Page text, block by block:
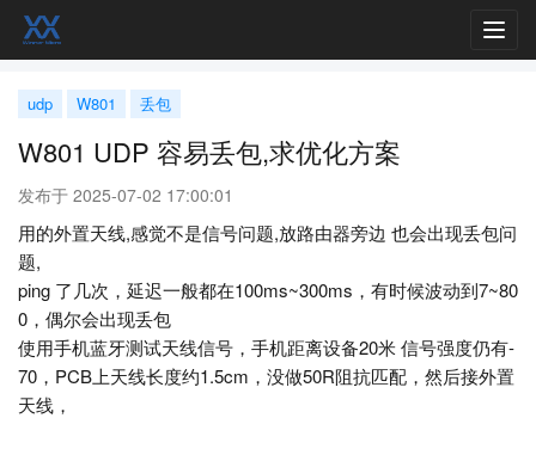
udp W801 丢包
W801 UDP 容易丢包,求优化方案
发布于 2025-07-02 17:00:01
用的外置天线,感觉不是信号问题,放路由器旁边 也会出现丢包问
题,
ping 了几次，延迟一般都在100ms~300ms，有时候波动到7~80
0，偶尔会出现丢包
使用手机蓝牙测试天线信号，手机距离设备20米 信号强度仍有-
70，PCB上天线长度约1.5cm，没做50R阻抗匹配，然后接外置
天线，